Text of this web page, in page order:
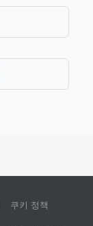
쿠키 정책